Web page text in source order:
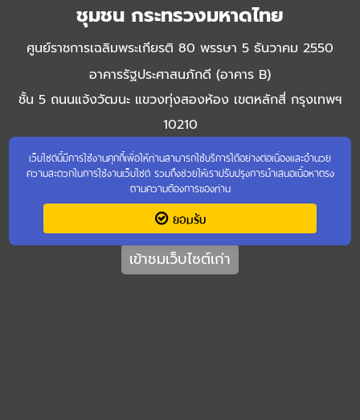
ชุมชน กระทรวงมหาดไทย
ศูนย์ราชการเฉลิมพระเกียรติ 80 พรรษา 5 ธันวาคม 2550
อาคารรัฐประศาสนภักดี (อาคาร B)
ชั้น 5 ถนนแจ้งวัฒนะ แขวงทุ่งสองห้อง เขตหลักสี่ กรุงเทพฯ
10210
โทรศัพท์ 0 2141 6306 - 11 โทรสาร 0 2143 8923
เข้าชมเว็บไซต์เก่า
เว็บไซต์นี้มีการใช้งานคุกกี้เพื่อให้ท่านสามารถใช้บริการได้อย่างต่อเนื่องและอำนวย
ความสะดวกในการใช้งานเว็บไซต์ รวมถึงช่วยให้เราปรับปรุงการนำเสนอเนื้อหาตรง
ตามความต้องการของท่าน
ยอมรับ